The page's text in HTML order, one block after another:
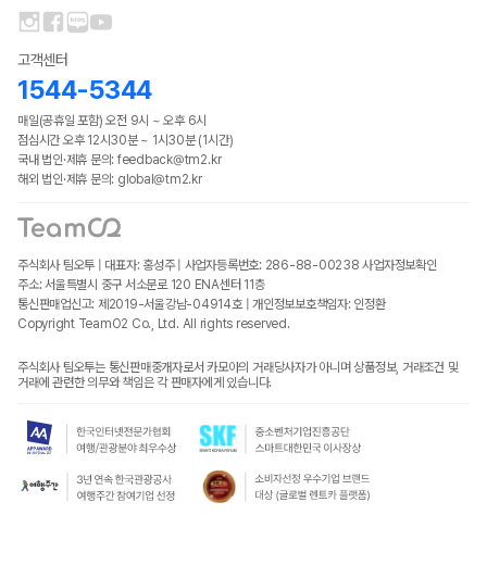
고객센터
1544-5344
매일(공휴일 포함) 오전 9시 ~ 오후 6시
점심시간 오후 12시30분 ~ 1시30분 (1시간)
국내 법인·제휴 문의: feedback@tm2.kr
해외 법인·제휴 문의: global@tm2.kr
주식회사 팀오투 | 대표자: 홍성주 | 사업자등록번호: 286-88-00238 사업자정보확인
주소: 서울특별시 중구 서소문로 120 ENA센터 11층
통신판매업신고: 제2019-서울강남-04914호 | 개인정보보호책임자: 인정환
Copyright TeamO2 Co., Ltd. All rights reserved.
주식회사 팀오투는 통신판매중개자로서 카모아의 거래당사자가 아니며 상품정보, 거래조건 및
거래에 관련한 의무와 책임은 각 판매자에게 있습니다.